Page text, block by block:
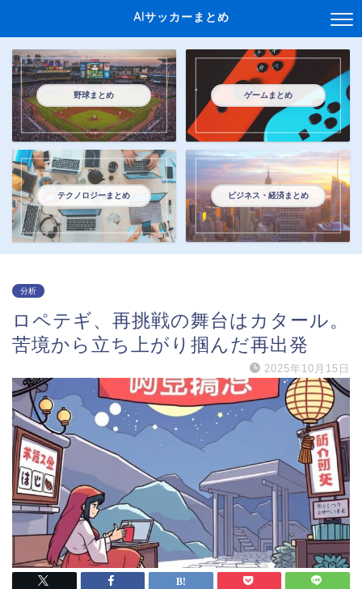
AIサッカーまとめ
野球まとめ ゲームまとめ
テクノロジーまとめ ビジネス・経済まとめ
分析
ロペテギ、再挑戦の舞台はカタール。
苦境から立ち上がり掴んだ再出発
2025年10月15日